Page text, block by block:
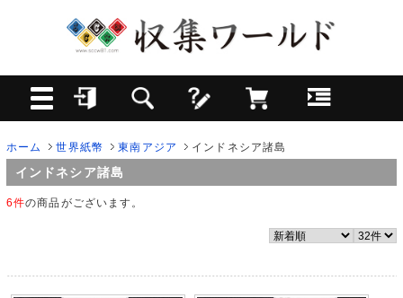
ホーム 世界紙幣 東南アジア インドネシア諸島
インドネシア諸島
6件の商品がございます。